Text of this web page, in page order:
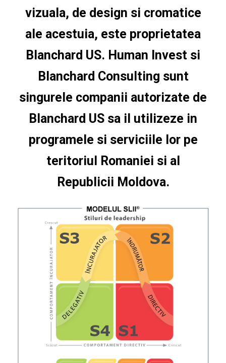
vizuala, de design si cromatice
ale acestuia, este proprietatea
Blanchard US. Human Invest si
Blanchard Consulting sunt
singurele companii autorizate de
Blanchard US sa il utilizeze in
programele si serviciile lor pe
teritoriul Romaniei si al
Republicii Moldova.